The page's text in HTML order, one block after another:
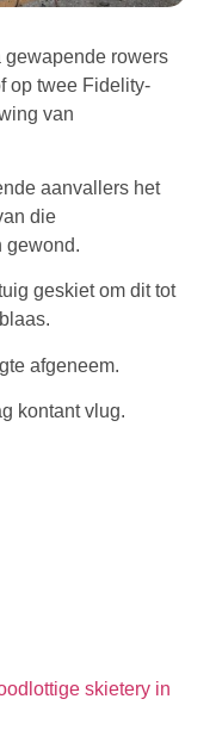
gewapende rowers
op twee Fidelity-
van
aanvallers het
die
gewond.
geskiet om dit tot
afgeneem.
kontant vlug.
skietery in